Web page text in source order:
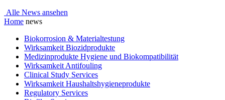
Alle News ansehen
Home news
Biokorrosion & Materialtestung
Wirksamkeit Biozidprodukte
Medizinprodukte Hygiene und Biokompatibilität
Wirksamkeit Antifouling
Clinical Study Services
Wirksamkeit Haushaltshygieneprodukte
Regulatory Services